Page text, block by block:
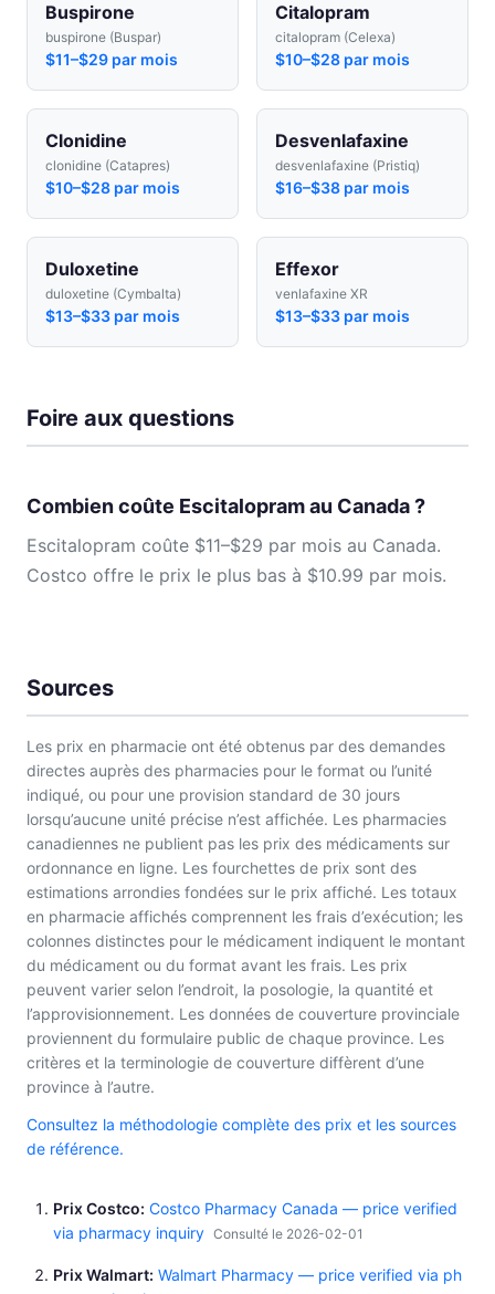
Buspirone
buspirone (Buspar)
$11–$29 par mois
Citalopram
citalopram (Celexa)
$10–$28 par mois
Clonidine
clonidine (Catapres)
$10–$28 par mois
Desvenlafaxine
desvenlafaxine (Pristiq)
$16–$38 par mois
Duloxetine
duloxetine (Cymbalta)
$13–$33 par mois
Effexor
venlafaxine XR
$13–$33 par mois
Foire aux questions
Combien coûte Escitalopram au Canada ?
Escitalopram coûte $11–$29 par mois au Canada.
Costco offre le prix le plus bas à $10.99 par mois.
Sources
Les prix en pharmacie ont été obtenus par des demandes
directes auprès des pharmacies pour le format ou l’unité
indiqué, ou pour une provision standard de 30 jours
lorsqu’aucune unité précise n’est affichée. Les pharmacies
canadiennes ne publient pas les prix des médicaments sur
ordonnance en ligne. Les fourchettes de prix sont des
estimations arrondies fondées sur le prix affiché. Les totaux
en pharmacie affichés comprennent les frais d’exécution; les
colonnes distinctes pour le médicament indiquent le montant
du médicament ou du format avant les frais. Les prix
peuvent varier selon l’endroit, la posologie, la quantité et
l’approvisionnement. Les données de couverture provinciale
proviennent du formulaire public de chaque province. Les
critères et la terminologie de couverture diffèrent d’une
province à l’autre.
Consultez la méthodologie complète des prix et les sources
de référence.
Prix Costco Costco Pharmacy Canada — price verified
via pharmacy inquiry Consulté le 2026-02-01
Prix Walmart Walmart Pharmacy — price verified via ph